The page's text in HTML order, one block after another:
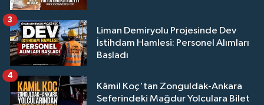
Liman Demiryolu Projesinde Dev
İstihdam Hamlesi: Personel Alımları
Başladı
3
Kâmil Koç'tan Zonguldak-Ankara
Seferindeki Mağdur Yolculara Bilet
4